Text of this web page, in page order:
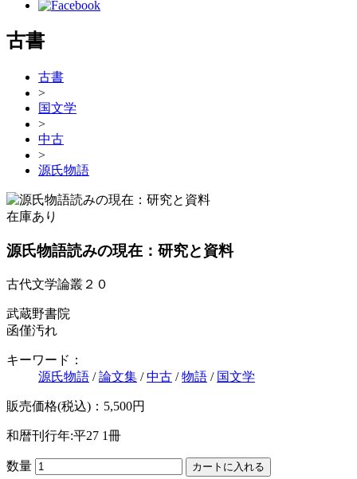
古書
古書
>
国文学
>
中古
>
源氏物語
在庫あり
源氏物語読みの現在：研究と資料
古代文学論叢２０
武蔵野書院
函僅汚れ
キーワード：
源氏物語 /論文集 /中古 /物語 / 国文学
販売価格(税込)：5,500円
和暦刊行年:平27 1冊
数量